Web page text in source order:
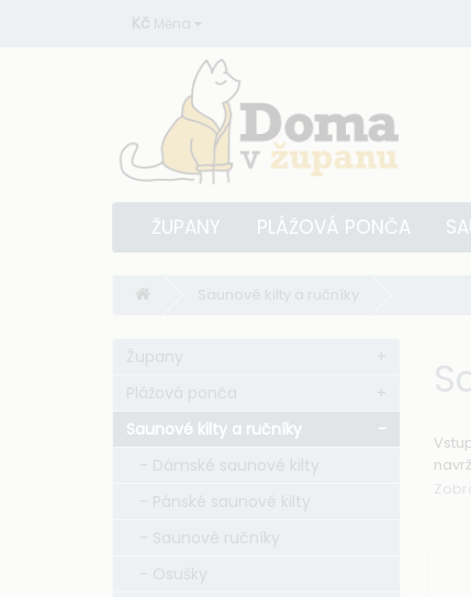
Kč Měna
ŽUPANY PLÁŽOVÁ PONČA
Saunové kilty a ručníky
Župany
+
Plážová ponča
+
Saunové kilty a ručníky
-
- Dámské saunové kilty
- Pánské saunové kilty
- Saunové ručníky
- Osušky
V